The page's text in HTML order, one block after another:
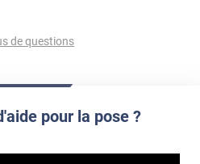
pour annuler l'action de la
: la colle va ramollir le film
faire appel à un
adhésif sur du carrelage
enduit de lissage au préalable
adhésif dans les angles
adhésif dans les angles. »
de questions
pour la pose ?